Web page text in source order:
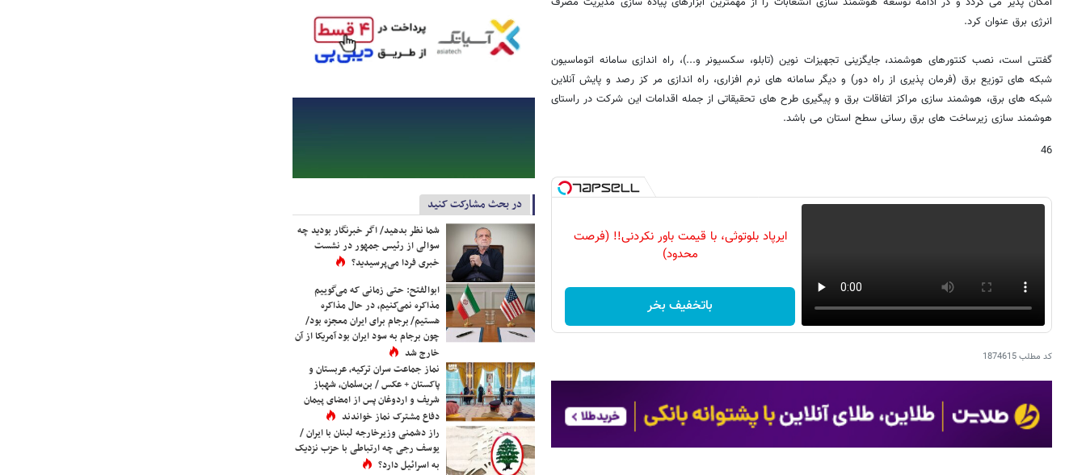
انرژی برق عنوان کرد.
گفتنی است، نصب کنتورهای هوشمند، جایگزینی تجهیزات نوین (تابلو، سکسیونر و...)، راه اندازی سامانه اتوماسیون
شبکه های توزیع برق (فرمان پذیری از راه دور) و دیگر سامانه های نرم افزاری، راه اندازی مر کز رصد و پایش آنلاین
شبکه های برق، هوشمند سازی مراکز اتفاقات برق و پیگیری طرح های تحقیقاتی از جمله اقدامات این شرکت در راستای
هوشمند سازی زیرساخت های برق رسانی سطح استان می باشد.
46
ایرپاد بلوتوثی، با قیمت باور نکردنی!! (فرصت
محدود)
باتخفیف بخر
کد مطلب1874615
در بحث مشارکت کنید
شما نظر بدهید/ اگر خبرنگار بودید چه
سوالی از رئیس جمهور در نشست
خبری فردا می‌پرسیدید؟
ابوالفتح: حتی زمانی که می‌گوییم
مذاکره نمی‌کنیم، در حال مذاکره
هستیم/ برجام برای ایران معجزه بود/
چون برجام به سود ایران بود آمریکا از آن
خارج شد
نماز جماعت سران ترکیه، عربستان و
پاکستان + عکس / بن‌سلمان، شهباز
شریف و اردوغان پس از امضای پیمان
دفاع مشترک نماز خواندند
راز دشمنی وزیرخارجه لبنان با ایران /
یوسف رجی چه ارتباطی با حزب نزدیک
به اسرائیل دارد؟